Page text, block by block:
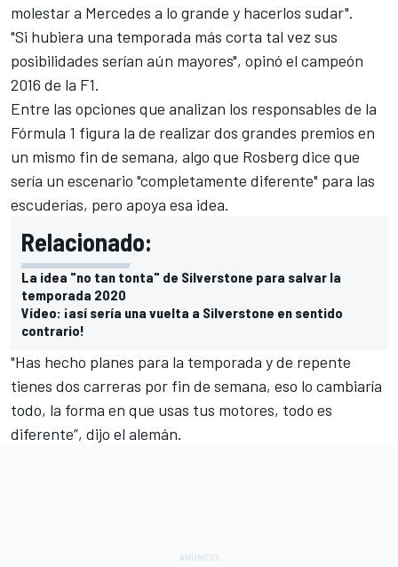
molestar a Mercedes a lo grande y hacerlos sudar".
"Si hubiera una temporada más corta tal vez sus
posibilidades serían aún mayores", opinó el campeón
2016 de la F1.
Entre las opciones que analizan los responsables de la
Fórmula 1 figura la de realizar dos grandes premios en
un mismo fin de semana, algo que Rosberg dice que
sería un escenario "completamente diferente" para las
escuderías, pero apoya esa idea.
Relacionado:
La idea "no tan tonta" de Silverstone para salvar la
temporada 2020
Vídeo: ¡así sería una vuelta a Silverstone en sentido
contrario!
"Has hecho planes para la temporada y de repente
tienes dos carreras por fin de semana, eso lo cambiaría
todo, la forma en que usas tus motores, todo es
diferente”, dijo el alemán.